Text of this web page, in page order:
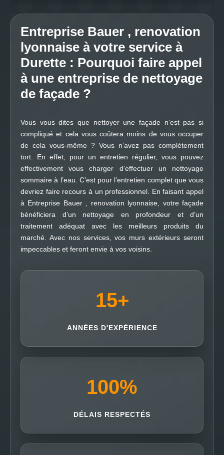
Entreprise Bauer , renovation
lyonnaise à votre service à
Durette : Pourquoi faire appel
à une entreprise de nettoyage
de façade ?
Vous vous dites que nettoyer une façade n’est pas si
compliqué et cela vous coûtera moins de vous occuper
de cela vous-même ? Vous n’avez pas complètement
tort. En effet, pour un entretien régulier, vous pouvez
effectivement vous charger d’effectuer un nettoyage
sommaire à l’eau. C’est pour l’entretien complet que vous
devriez faire recours à un professionnel. En faisant appel
à Entreprise Bauer , renovation lyonnaise, votre façade
bénéficiera d’un nettoyage en profondeur et d’un
traitement adéquat avec les meilleurs produits du
marché. Avec nos services, vos murs extérieurs seront
impeccables et feront envie à vos voisins.
15+
ANNÉES D'EXPÉRIENCE
100%
DÉLAIS RESPECTÉS